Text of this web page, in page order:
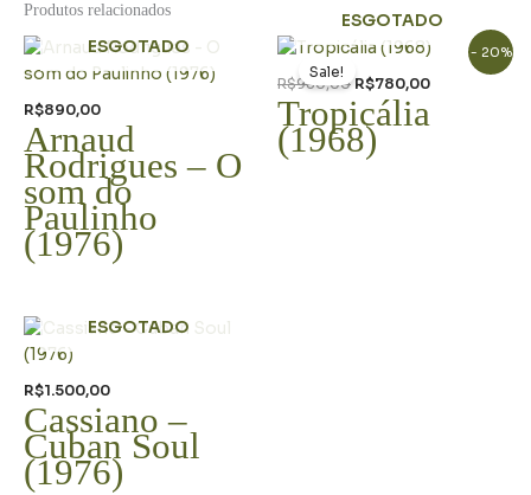
Produtos relacionados
ESGOTADO
R$890,00
Arnaud
Rodrigues – O
som do
Paulinho
(1976)
- 20%
ESGOTADO
Sale!
R$980,00
O
preço
original
era:
R$980,00.
R$780,00
O
preço
atual
Tropicália
(1968)
ESGOTADO
R$1.500,00
Cassiano –
Cuban Soul
(1976)